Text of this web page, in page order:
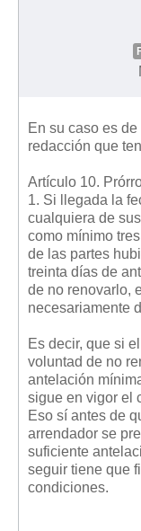
En su caso es
redacción que
Artículo 10.
1. Si llegada la
cualquiera de
como mínimo
de las partes
treinta días de
de no renovarlo,
necesariamente
Es decir, que si
voluntad de no
antelación
sigue en vigor el
Eso sí antes de
arrendador se
suficiente
seguir tiene que
condiciones.